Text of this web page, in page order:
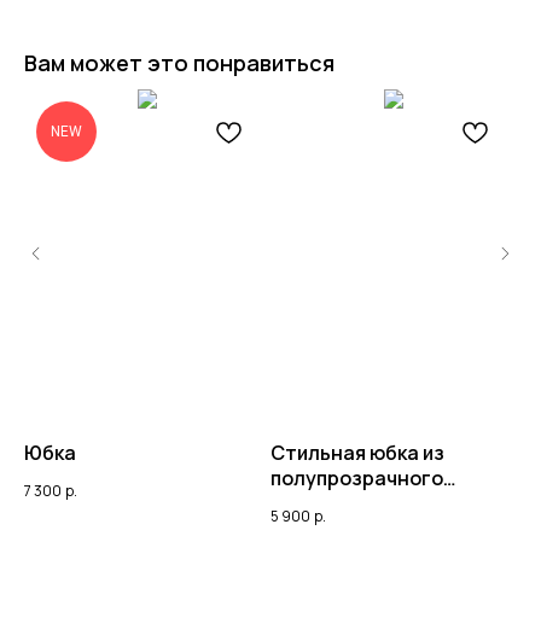
Вам может это понравиться
NEW
Юбка
7 300 р.
Стильная юбка из
полупрозрачного
5 900 р.